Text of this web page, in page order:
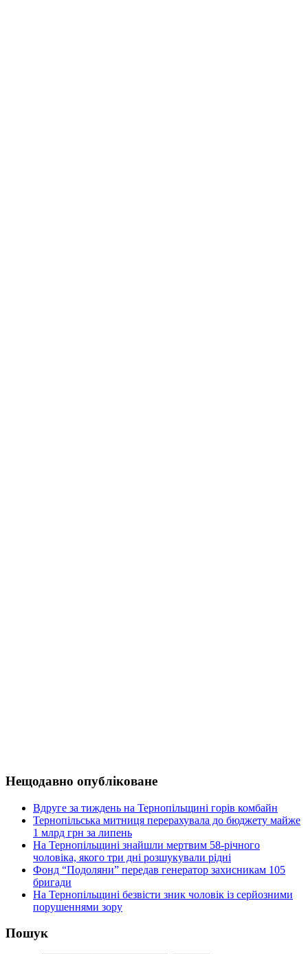
Нещодавно опубліковане
Вдруге за тиждень на Тернопільщині горів комбайн
Тернопільська митниця перерахувала до бюджету майже
1 млрд грн за липень
На Тернопільщині знайшли мертвим 58-річного
чоловіка, якого три дні розшукували рідні
Фонд “Подоляни” передав генератор захисникам 105
бригади
На Тернопільщині безвісти зник чоловік із серйозними
порушеннями зору
Пошук